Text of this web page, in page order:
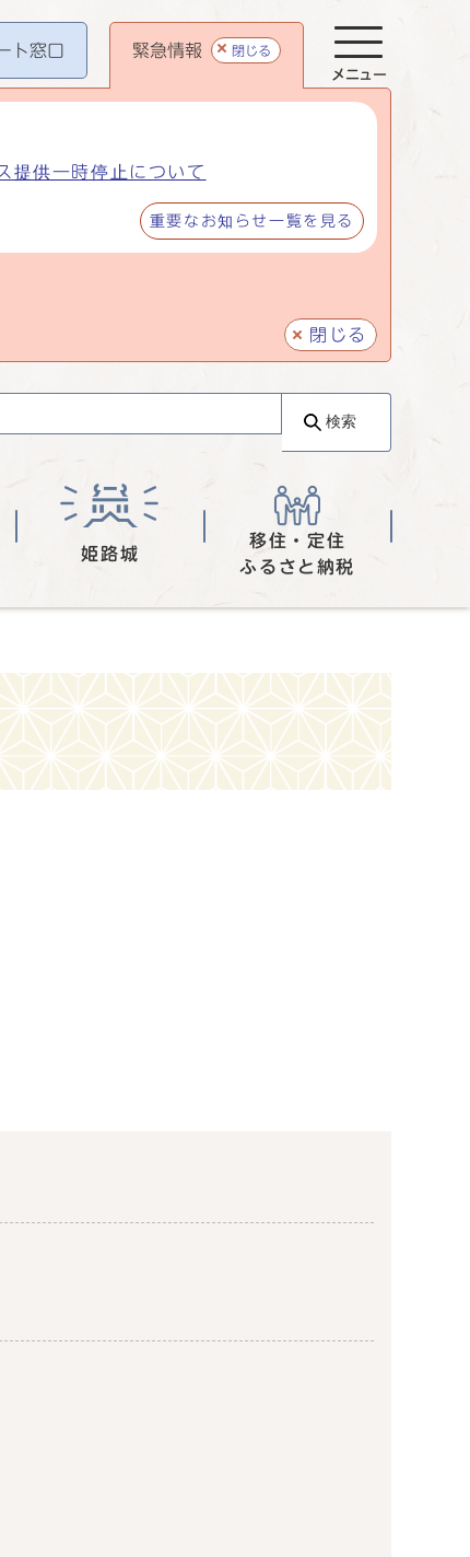
ト窓口 緊急情報 閉じる
提供一時停止について
重要なお知らせ一覧を見る
閉じる
メニュー
検索
姫路城
移住・定住
ふるさと納税